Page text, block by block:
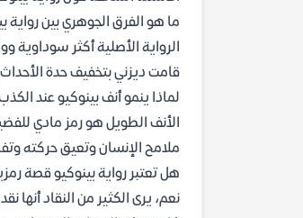
ما هو الفرق الجوهري بين رواية
الرواية الأصلية أكثر
قامت ديزني بتخفيف حدة
لماذا ينمو أنف بينوكيو عند
الأنف الطويل هو رمز مادي
ملامح الإنسان وتعيق حركته
هل تعتبر رواية بينوكيو قصة
نعم، يرى الكثير من النقاد أنها